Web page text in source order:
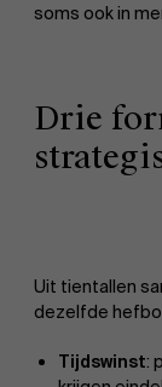
soms ook in
Drie
Uit tientallen
dezelfde
Tijdswinst: